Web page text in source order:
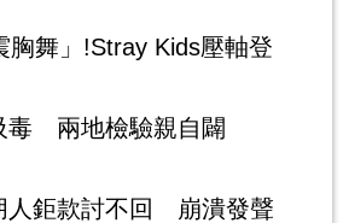
胸舞」!Stray Kids壓軸登
毒 兩地檢驗親自闢
人鉅款討不回 崩潰發聲